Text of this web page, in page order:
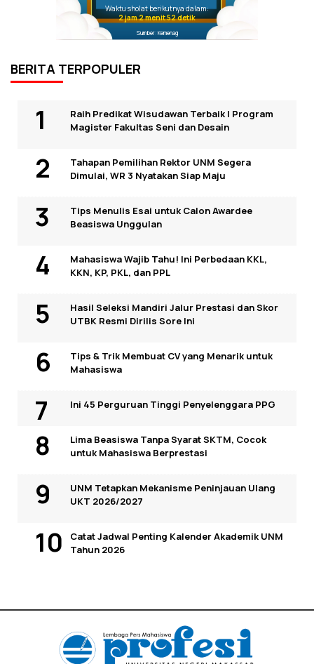
Waktu sholat berikutnya dalam:
2 jam 2 menit 51 detik
Sumber: Kemenag
BERITA TERPOPULER
Raih Predikat Wisudawan Terbaik I Program
Magister Fakultas Seni dan Desain
Tahapan Pemilihan Rektor UNM Segera
Dimulai, WR 3 Nyatakan Siap Maju
Tips Menulis Esai untuk Calon Awardee
Beasiswa Unggulan
Mahasiswa Wajib Tahu! Ini Perbedaan KKL,
KKN, KP, PKL, dan PPL
Hasil Seleksi Mandiri Jalur Prestasi dan Skor
UTBK Resmi Dirilis Sore Ini
Tips & Trik Membuat CV yang Menarik untuk
Mahasiswa
Ini 45 Perguruan Tinggi Penyelenggara PPG
Lima Beasiswa Tanpa Syarat SKTM, Cocok
untuk Mahasiswa Berprestasi
UNM Tetapkan Mekanisme Peninjauan Ulang
UKT 2026/2027
Catat Jadwal Penting Kalender Akademik UNM
Tahun 2026